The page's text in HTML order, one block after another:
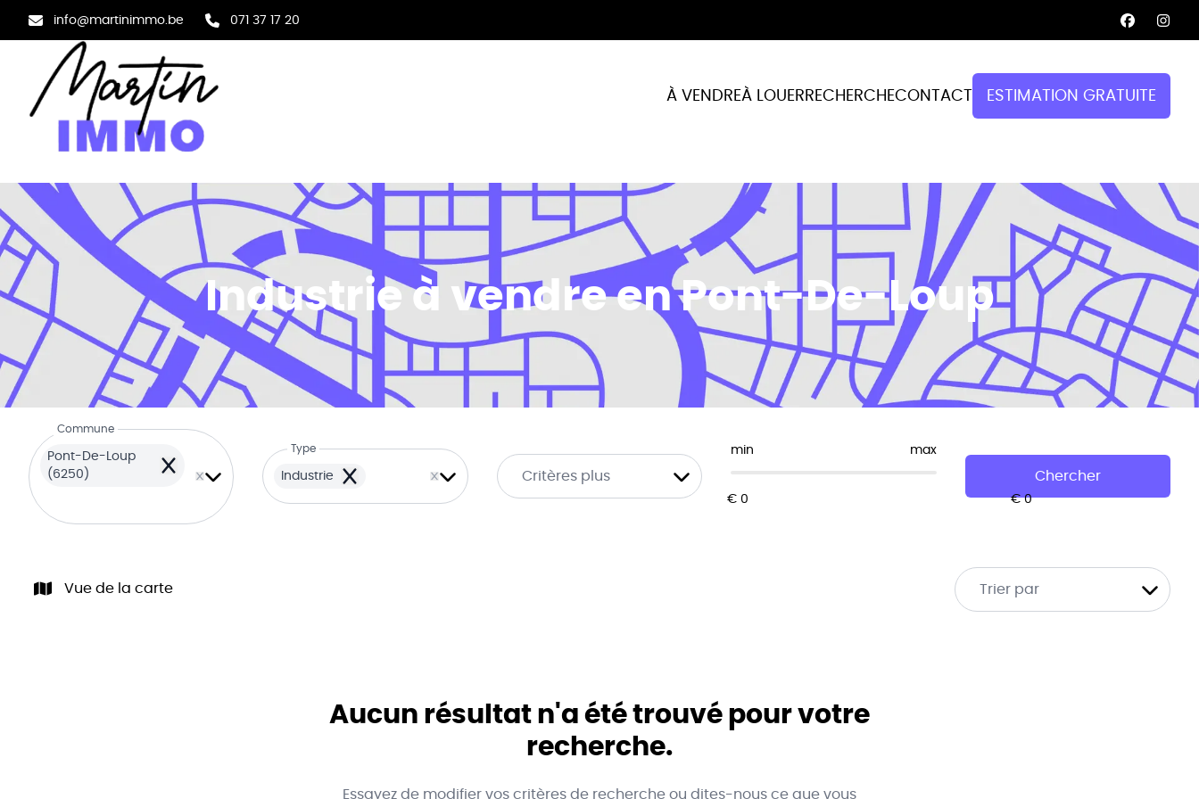
info@martinimmo.be 071 37 17 20
À VENDREÀ LOUERRECHERCHECONTACT ESTIMATION GRATUITE
Industrie à vendre en Pont-De-Loup
Commune
Pont-De-Loup
(6250)
Remove
Type
Industrie
Remove Critères plus
min max
Chercher
Vue de la carte Trier par
Aucun résultat n'a été trouvé pour votre
recherche.
Essayez de modifier vos critères de recherche ou dites-nous ce que vous